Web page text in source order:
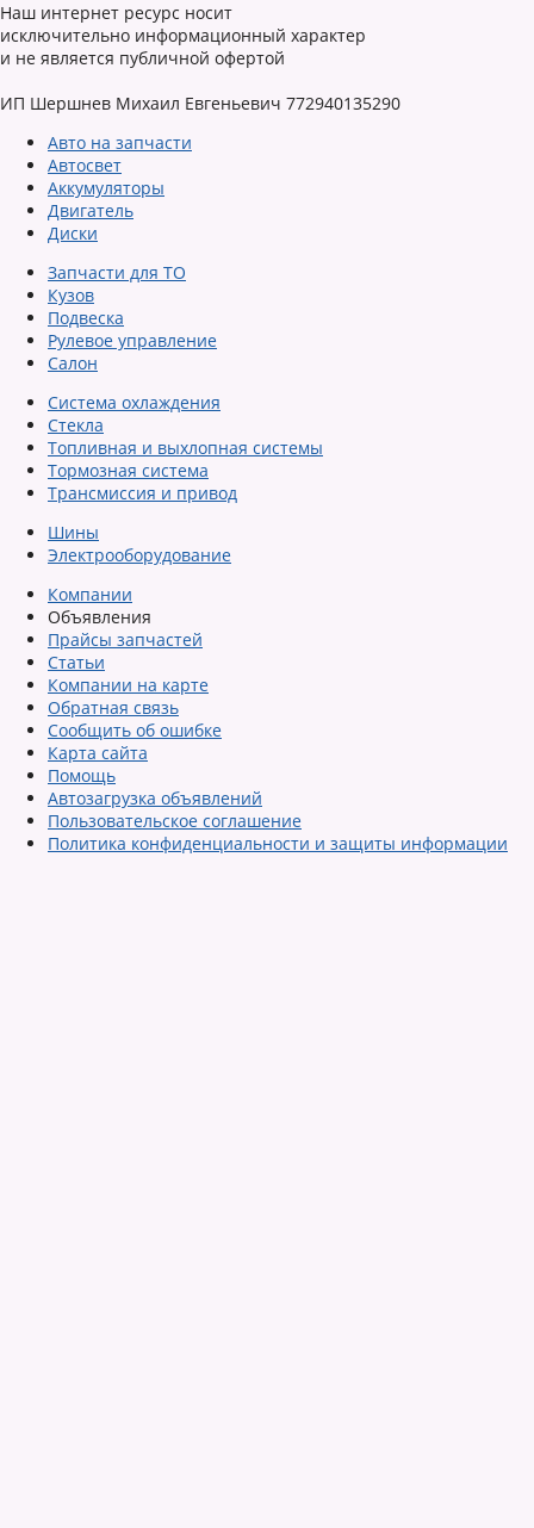
Наш интернет ресурс носит
исключительно информационный характер
и не является публичной офертой
ИП Шершнев Михаил Евгеньевич 772940135290
Авто на запчасти
Автосвет
Аккумуляторы
Двигатель
Диски
Запчасти для ТО
Кузов
Подвеска
Рулевое управление
Салон
Система охлаждения
Стекла
Топливная и выхлопная системы
Тормозная система
Трансмиссия и привод
Шины
Электрооборудование
Компании
Объявления
Прайсы запчастей
Статьи
Компании на карте
Обратная связь
Сообщить об ошибке
Карта сайта
Помощь
Автозагрузка объявлений
Пользовательское соглашение
Политика конфиденциальности и защиты информации